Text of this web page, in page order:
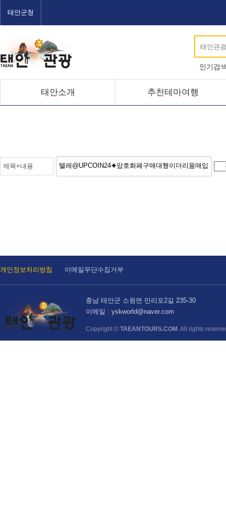
태안군청
인기검
태안소개 추천테마여행
개인정보처리방침 이메일무단수집거부
충남 태안군 소원면 만리포2길 235-30
이메일 : yskworld@naver.com
Copyright © TAEANTOURS.COM . All rights